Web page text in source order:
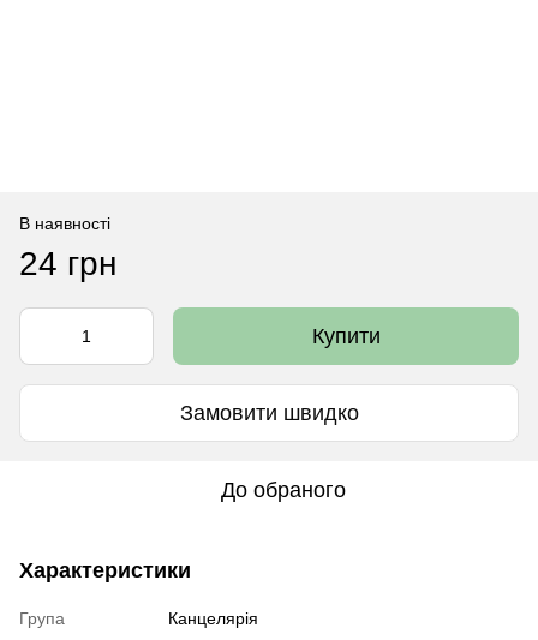
В наявності
24 грн
Купити
Замовити швидко
До обраного
Характеристики
Група
Канцелярія